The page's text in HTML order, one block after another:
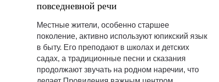
повседневной речи
Местные жители, особенно старшее
поколение, активно используют юпикский язык
в быту. Его преподают в школах и детских
садах, а традиционные песни и сказания
продолжают звучать на родном наречии, что